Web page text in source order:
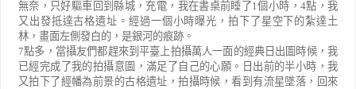
無奈，只好驅車回到縣城，充電，我在書桌前睡了1個小時， 4點，我
又出發抵達古格遺址。經過一個小時曝光，拍下了星空下的紮達土
林，畫面左側發白的，是銀河的痕跡。
7點多，當攝友們都趕來到平臺上拍攝萬人一面的經典日出圖時候，我
已經完成了我的拍攝意圖，滿足了自己的心願。日出前的半小時，我
又拍下了經幡為前景的古格遺址，拍攝時候，看到有流星墜落，回來